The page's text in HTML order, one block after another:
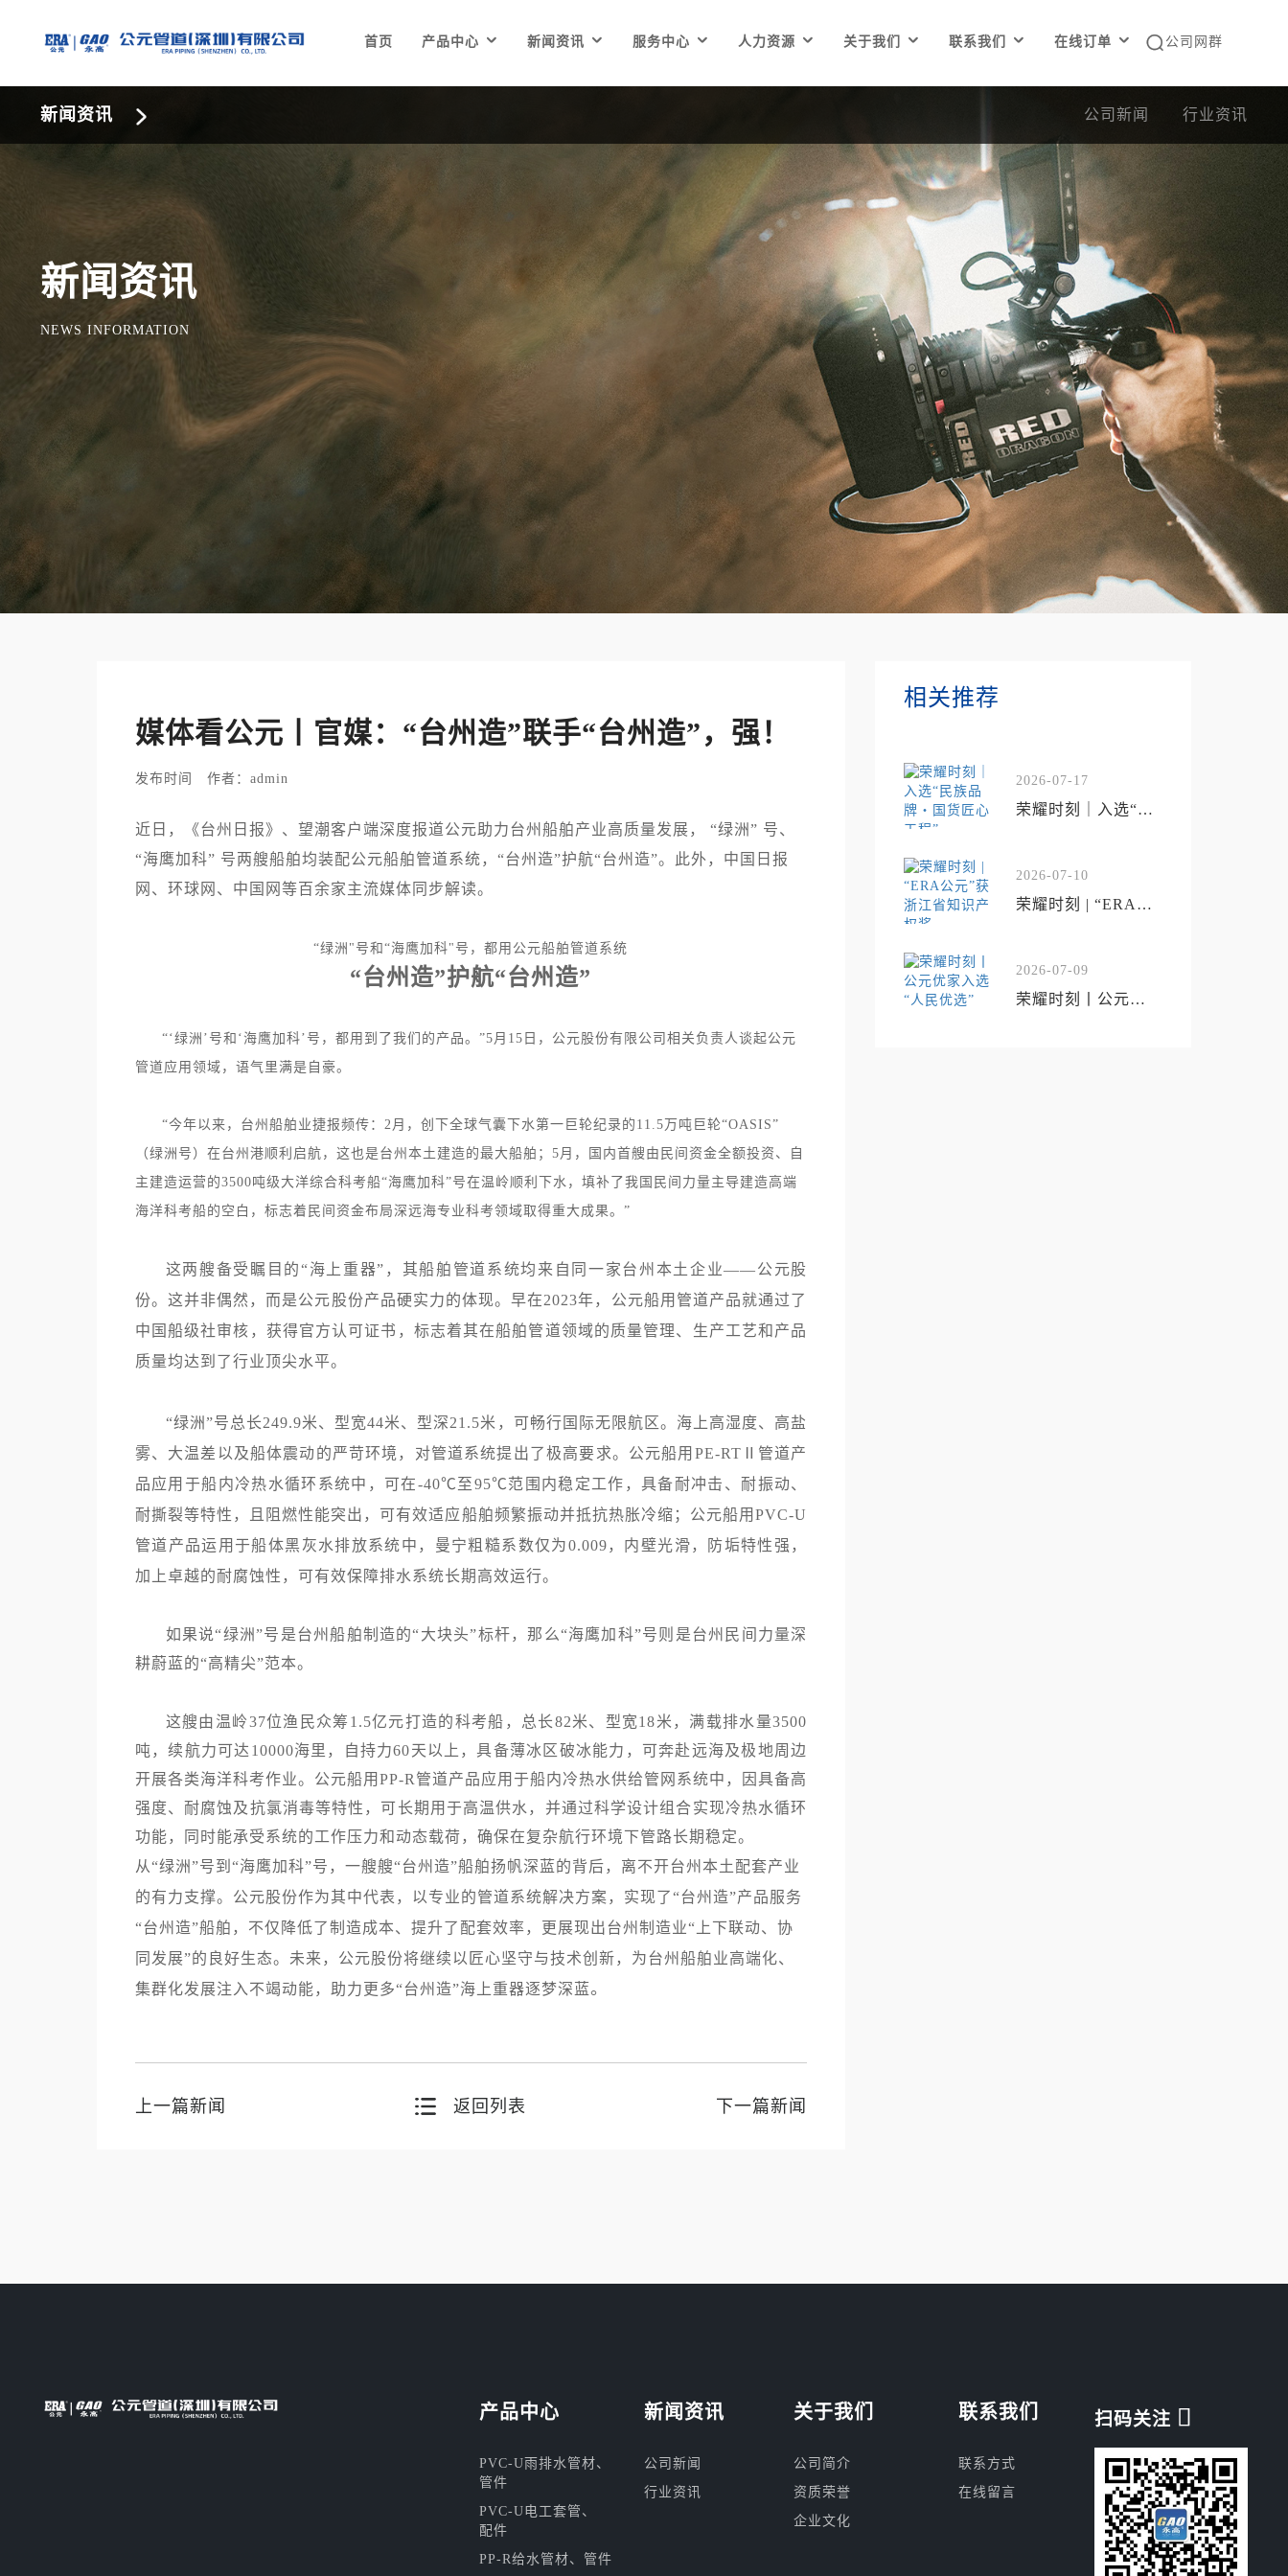
首页 产品中心  新闻资讯  服务中心  人力资源  关于我们  联系我们  在线订单   公司网群
新闻资讯 公司新闻 行业资讯
新闻资讯
NEWS INFORMATION
媒体看公元丨官媒：“台州造”联手“台州造”，强！
发布时间 作者：admin
近日，《台州日报》、望潮客户端深度报道公元助力台州船舶产业高质量发展， “绿洲” 号、
“海鹰加科” 号两艘船舶均装配公元船舶管道系统， “台州造”护航“台州造”。此外，中国日报
网、环球网、中国网等百余家主流媒体同步解读。
“绿洲"号和“海鹰加科"号，都用公元船舶管道系统
“台州造”护航“台州造”
“‘绿洲’号和‘海鹰加科’号，都用到了我们的产品。”5月15日，公元股份有限公司相关负责人谈起公元
管道应用领域，语气里满是自豪。
“今年以来，台州船舶业捷报频传：2月，创下全球气囊下水第一巨轮纪录的11.5万吨巨轮“OASIS”
（绿洲号）在台州港顺利启航，这也是台州本土建造的最大船舶；5月，国内首艘由民间资金全额投资、自
主建造运营的3500吨级大洋综合科考船“海鹰加科”号在温岭顺利下水，填补了我国民间力量主导建造高端
海洋科考船的空白，标志着民间资金布局深远海专业科考领域取得重大成果。 ”
这两艘备受瞩目的“海上重器”，其船舶管道系统均来自同一家台州本土企业——公元股
份。这并非偶然，而是公元股份产品硬实力的体现。早在2023年，公元船用管道产品就通过了
中国船级社审核，获得官方认可证书，标志着其在船舶管道领域的质量管理、生产工艺和产品
质量均达到了行业顶尖水平。
“绿洲”号总长249.9米、型宽44米、型深21.5米，可畅行国际无限航区。海上高湿度、高盐
雾、大温差以及船体震动的严苛环境，对管道系统提出了极高要求。公元船用PE-RTⅡ管道产
品应用于船内冷热水循环系统中，可在-40℃至95℃范围内稳定工作，具备耐冲击、耐振动、
耐撕裂等特性，且阻燃性能突出，可有效适应船舶频繁振动并抵抗热胀冷缩‌‌；公元船用PVC-U
管道产品运用于船体黑灰水排放系统中，曼宁粗糙系数仅为0.009，内壁光滑，防垢特性强，
加上卓越的耐腐蚀性，可有效保障排水系统长期高效运行。
如果说“绿洲”号是台州船舶制造的“大块头”标杆，那么“海鹰加科”号则是台州民间力量深
耕蔚蓝的“高精尖”范本。
这艘由温岭37位渔民众筹1.5亿元打造的科考船，总长82米、型宽18米，满载排水量3500
吨，续航力可达10000海里，自持力60天以上，具备薄冰区破冰能力，可奔赴远海及极地周边
开展各类海洋科考作业。公元船用PP-R管道产品应用于船内冷热水供给管网系统中，因具备高
强度、耐腐蚀及抗氯消毒等特性，可长期用于高温供水，并通过科学设计组合实现冷热水循环
功能，同时能承受系统的工作压力和动态载荷，确保在复杂航行环境下管路长期稳定。
从“绿洲”号到“海鹰加科”号，一艘艘“台州造”船舶扬帆深蓝的背后，离不开台州本土配套产业
的有力支撑。公元股份作为其中代表，以专业的管道系统解决方案，实现了“台州造”产品服务
“台州造”船舶，不仅降低了制造成本、提升了配套效率，更展现出台州制造业“上下联动、协
同发展”的良好生态。未来，公元股份将继续以匠心坚守与技术创新，为台州船舶业高端化、
集群化发展注入不竭动能，助力更多“台州造”海上重器逐梦深蓝。
上一篇新闻 返回列表 下一篇新闻
相关推荐
2026-07-17
荣耀时刻｜入选“民
2026-07-10
荣耀时刻 | “ERA公
2026-07-09
荣耀时刻丨公元优
产品中心
PVC-U雨排水管材、
管件
PVC-U电工套管、
配件
PP-R给水管材、管件
新闻资讯
公司新闻
行业资讯
关于我们
公司简介
资质荣誉
企业文化
联系我们
联系方式
在线留言
扫码关注 